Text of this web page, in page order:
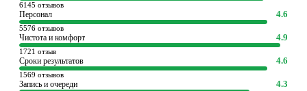
6145 отзывов
Персонал 4.6
5576 отзывов
Чистота и комфорт 4.9
1721 отзыв
Сроки результатов 4.6
1569 отзывов
Запись и очереди 4.3